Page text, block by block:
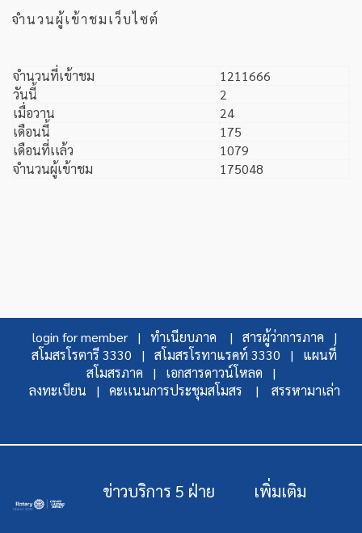
วันนี้
2
เมื่อวาน
24
เดือนนี้
175
เดือนที่เเล้ว
1079
จำนวนผู้เข้าชม
175048
login for member |ทำเนียบภาค |สารผู้ว่าการภาค |
สโมสรโรตารี 3330 |
สโมสรโรทาแรคท์ 3330 |แผนที่
สโมสรภาค |เอกสารดาวน์โหลด |
ลงทะเบียน | คะเเนนการประชุมสโมสร |สรรหามาเล่า